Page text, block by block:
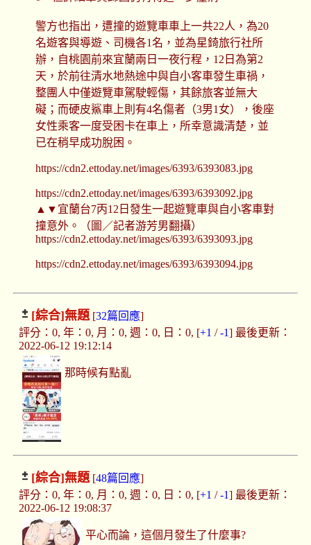
警方也指出，遭撞的遊覽車車上一共22人，為20
名遊客與導遊、司機各1名，並為星錡旅行社所
辦，自桃園前來宜蘭兩日一夜行程，12日為第2
天，於前往清水地熱途中與自小客車發生車禍，
整團人中僅遊覽車駕駛輕傷，其餘旅客並無大
礙；而硬皮鯊車上則有4名傷者（3男1女），後座
女性乘客一度受困卡在車上，所幸意識清楚，並
已在稍早成功脫困。
https://cdn2.ettoday.net/images/6393/6393083.jpg
https://cdn2.ettoday.net/images/6393/6393092.jpg
▲▼宜蘭台7丙12日發生一起遊覽車與自小客車對
撞意外。（圖／記者游芳男翻攝）
https://cdn2.ettoday.net/images/6393/6393093.jpg
https://cdn2.ettoday.net/images/6393/6393094.jpg
[綜合]無題[32篇回應]
評分：0, 年：0, 月：0, 週：0, 日：0, [+1 /-1] 最後更新：
2022-06-12 19:12:14
那時候有點亂
[綜合]無題[48篇回應]
評分：0, 年：0, 月：0, 週：0, 日：0, [+1 /-1] 最後更新：
2022-06-12 19:08:37
平心而論，這個月發生了什麼事?